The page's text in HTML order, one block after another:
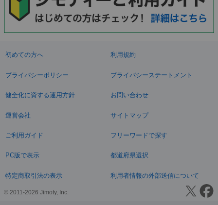
初めての方へ 利用規約
プライバシーポリシー プライバシーステートメント
健全化に資する運用方針 お問い合わせ
運営会社 サイトマップ
ご利用ガイド フリーワードで探す
PC版で表示 都道府県選択
特定商取引法の表示 利用者情報の外部送信について
© 2011-2026 Jimoty, Inc.